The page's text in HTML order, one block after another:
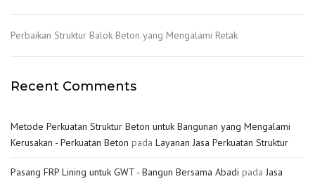
Perbaikan Struktur Balok Beton yang Mengalami Retak
Recent Comments
Metode Perkuatan Struktur Beton untuk Bangunan yang Mengalami
Kerusakan - Perkuatan Beton pada Layanan Jasa Perkuatan Struktur
Pasang FRP Lining untuk GWT - Bangun Bersama Abadi pada Jasa